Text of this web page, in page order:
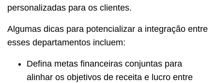
personalizadas para os clientes.
Algumas dicas para potencializar a integração entre
esses departamentos incluem:
Defina metas financeiras conjuntas para
alinhar os objetivos de receita e lucro entre